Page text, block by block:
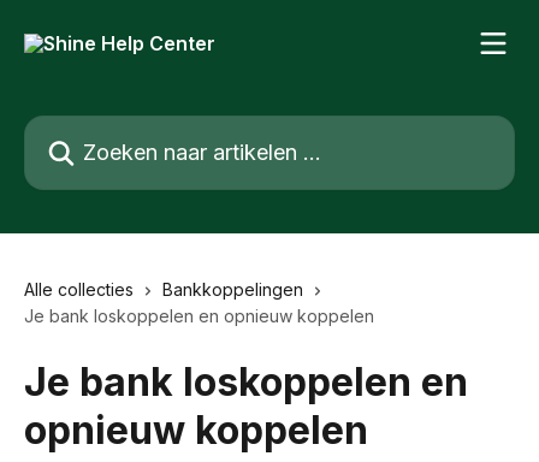
Zoeken naar artikelen ...
Alle collecties
Bankkoppelingen
Je bank loskoppelen en opnieuw koppelen
Je bank loskoppelen en
opnieuw koppelen